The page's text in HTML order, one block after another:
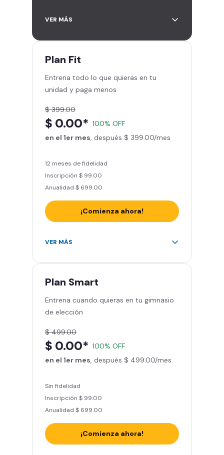
Acceso ilimitado a + 2.000
Entrena hasta con 5 amigos al
Sillones de masaje
Smart Fit App - Tu plan de
entrenamiento personalizado
Smart Fit GO (entrenamientos en
línea) en la app
Acceso a todas las áreas de peso
VER MÁS
Plan Fit
Entrena todo lo que quieras en tu
unidad y paga menos
$ 399.00
$ 0.00* 100% OFF
en el 1er mes , después $ 399.00/mes
12 meses de fidelidad
Inscripción $ 99.00
Anualidad $ 699.00
¡Comienza ahora!
Acceso ilimitado a + 2.000
Sillones de masaje
Smart Fit App - Tu plan de
entrenamiento personalizado
Smart Fit GO (entrenamientos en
línea) en la app
Acceso a todas las áreas de peso
VER MÁS
Plan Smart
Entrena cuando quieras en tu gimnasio
de elección
$ 499.00
$ 0.00* 100% OFF
en el 1er mes , después $ 499.00/mes
Sin fidelidad
Inscripción $ 99.00
Anualidad $ 699.00
¡Comienza ahora!